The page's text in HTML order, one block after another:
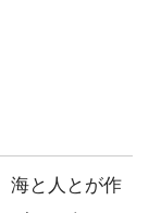
海と人とが作